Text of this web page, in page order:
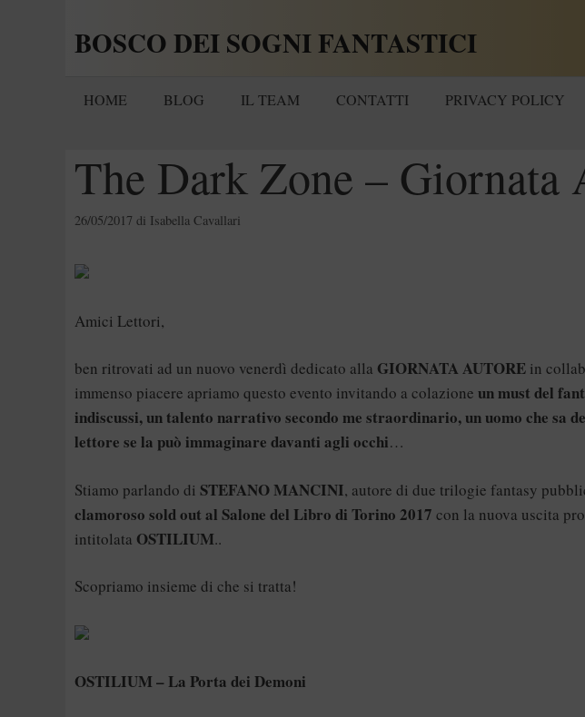
BOSCO DEI SOGNI FANTASTICI
HOME BLOG IL TEAM CONTATTI PRIVACY POLICY
The Dark Zone – Giornata
26/05/2017 di Isabella Cavallari
Amici Lettori,
ben ritrovati ad un nuovo venerdì dedicato alla GIORNATA AUTORE in
immenso piacere apriamo questo evento invitando a colazione un must del
indiscussi, un talento narrativo secondo me straordinario, un uomo che sa
lettore se la può immaginare davanti agli occhi…
Stiamo parlando di STEFANO MANCINI, autore di due trilogie fantasy
clamoroso sold out al Salone del Libro di Torino 2017 con la nuova uscita
intitolata OSTILIUM..
Scopriamo insieme di che si tratta!
OSTILIUM – La Porta dei Demoni